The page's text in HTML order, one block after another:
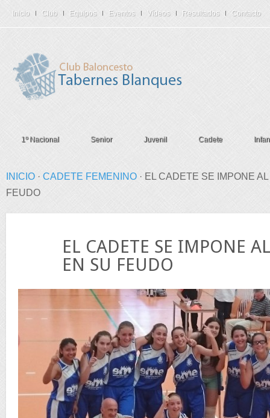
Inicio Club Equipos Eventos Vídeos Resultados Contacto
1º Nacional Senior Juvenil Cadete
INICIO · CADETE FEMENINO · EL CADETE SE IMPONE
FEUDO
EL CADETE SE IMPONE
EN SU FEUDO